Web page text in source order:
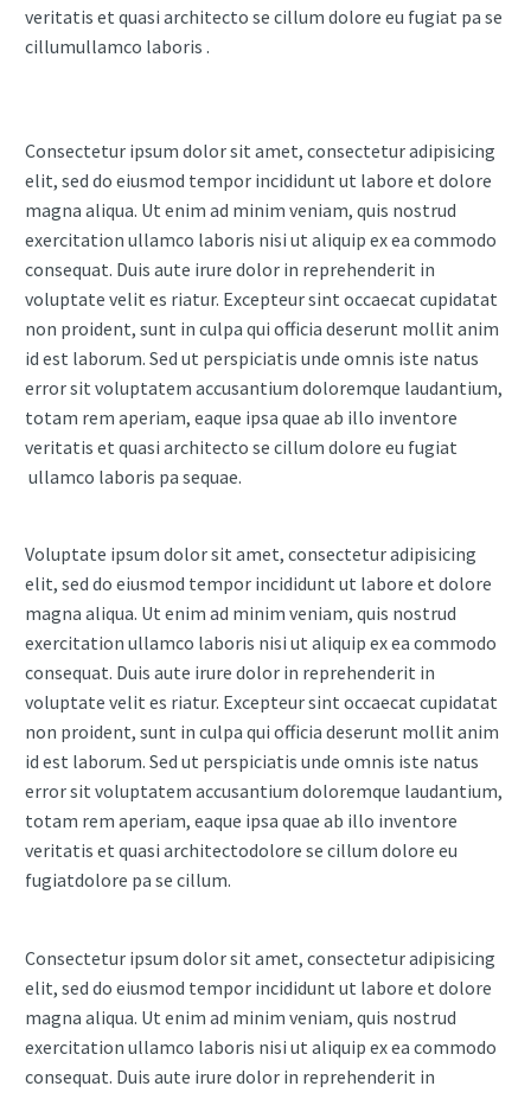
veritatis et quasi architecto se cillum dolore eu fugiat pa se
cillumullamco laboris .
Consectetur ipsum dolor sit amet, consectetur adipisicing
elit, sed do eiusmod tempor incididunt ut labore et dolore
magna aliqua. Ut enim ad minim veniam, quis nostrud
exercitation ullamco laboris nisi ut aliquip ex ea commodo
consequat. Duis aute irure dolor in reprehenderit in
voluptate velit es riatur. Excepteur sint occaecat cupidatat
non proident, sunt in culpa qui officia deserunt mollit anim
id est laborum. Sed ut perspiciatis unde omnis iste natus
error sit voluptatem accusantium doloremque laudantium,
totam rem aperiam, eaque ipsa quae ab illo inventore
veritatis et quasi architecto se cillum dolore eu fugiat
ullamco laboris pa sequae.
Voluptate ipsum dolor sit amet, consectetur adipisicing
elit, sed do eiusmod tempor incididunt ut labore et dolore
magna aliqua. Ut enim ad minim veniam, quis nostrud
exercitation ullamco laboris nisi ut aliquip ex ea commodo
consequat. Duis aute irure dolor in reprehenderit in
voluptate velit es riatur. Excepteur sint occaecat cupidatat
non proident, sunt in culpa qui officia deserunt mollit anim
id est laborum. Sed ut perspiciatis unde omnis iste natus
error sit voluptatem accusantium doloremque laudantium,
totam rem aperiam, eaque ipsa quae ab illo inventore
veritatis et quasi architectodolore se cillum dolore eu
fugiatdolore pa se cillum.
Consectetur ipsum dolor sit amet, consectetur adipisicing
elit, sed do eiusmod tempor incididunt ut labore et dolore
magna aliqua. Ut enim ad minim veniam, quis nostrud
exercitation ullamco laboris nisi ut aliquip ex ea commodo
consequat. Duis aute irure dolor in reprehenderit in